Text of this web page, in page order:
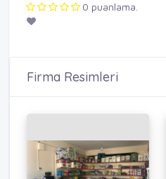
0 puanlama.
Firma Resimleri